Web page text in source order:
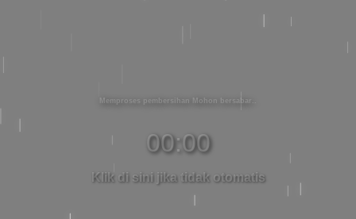
Memproses pembersihan Mohon bersabar
00:00
Klik di sini jika tidak otomatis